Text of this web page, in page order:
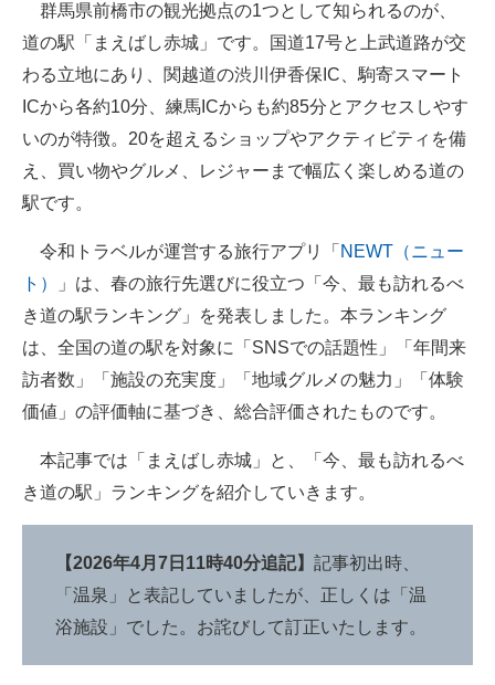
ITの今と未来を見通す
スマホと通信の最新トレンド
進化するPCとデバイスの未来
好きが集まる 比べて選べる
企業ITのトレンドを詳説
マーケ×ITの今がよく分かる
ITエンジニア向け専門サイト
IT製品の技術・比較・事例
製造業のIT導入・活用を支援
群馬県前橋市の観光拠点の1つとして知られるのが、
道の駅「まえばし赤城」です。国道17号と上武道路が交
わる立地にあり、関越道の渋川伊香保IC、駒寄スマート
ICから各約10分、練馬ICからも約85分とアクセスしやす
いのが特徴。20を超えるショップやアクティビティを備
え、買い物やグルメ、レジャーまで幅広く楽しめる道の
駅です。
令和トラベルが運営する旅行アプリ「 NEWT（ニュー
ト）
」は、春の旅行先選びに役立つ「今、最も訪れるべ
き道の駅ランキング」を発表しました。本ランキング
は、全国の道の駅を対象に「SNSでの話題性」「年間来
訪者数」「施設の充実度」「地域グルメの魅力」「体験
価値」の評価軸に基づき、総合評価されたものです。
本記事では「まえばし赤城」と、「今、最も訪れるべ
き道の駅」ランキングを紹介していきます。
【2026年4月7日11時40分追記】 記事初出時、
「温泉」と表記していましたが、正しくは「温
浴施設」でした。お詫びして訂正いたします。